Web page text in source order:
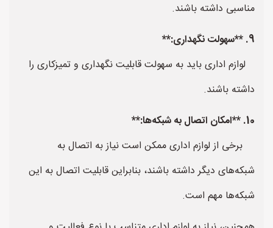
مناسبی داشته باشند.
9. **سهولت نگهداری:**
لوازم اداری باید به سهولت قابلیت نگهداری و تمیزکاری را
داشته باشند.
10. **امکان اتصال به شبکه‌ها:**
برخی از لوازم اداری ممکن است نیاز به اتصال به
شبکه‌های دیگر داشته باشند، بنابراین قابلیت اتصال به این
شبکه‌ها مهم است.